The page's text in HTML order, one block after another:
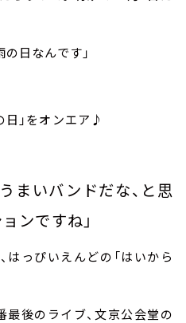
の日なんです」
日」をオンエア♪
まいバンドだな、と思
ンですね」
はっぴいえんどの「はいから
最後のライブ、文京公会堂の